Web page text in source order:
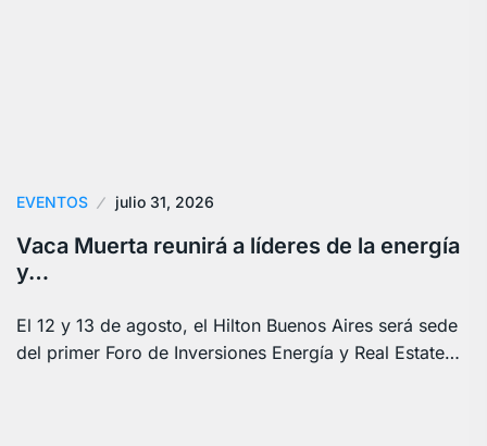
EVENTOS julio 31, 2026
Vaca Muerta reunirá a líderes de la energía
y…
El 12 y 13 de agosto, el Hilton Buenos Aires será sede
del primer Foro de Inversiones Energía y Real Estate…